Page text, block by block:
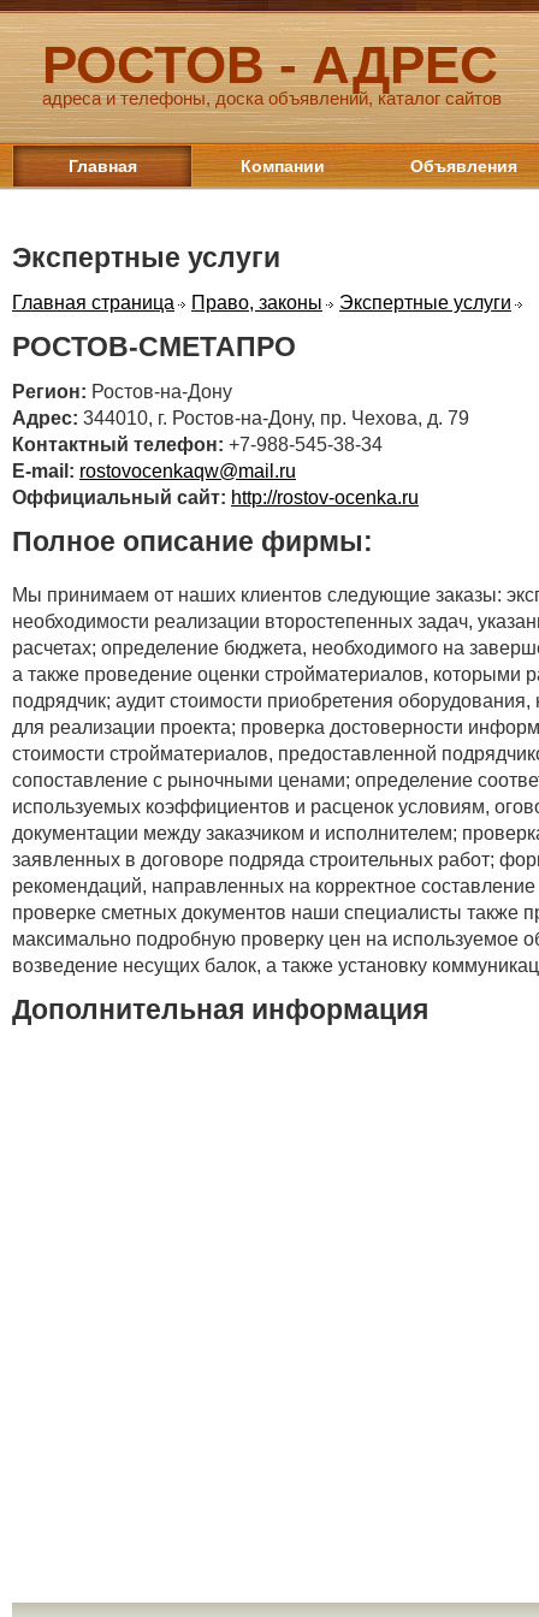
РОСТОВ - АДРЕС
адреса и телефоны, доска объявлений, каталог сайтов
Главная Компании Объявления
Экспертные услуги
Главная страница Право, законы Экспертные услуги
РОСТОВ-СМЕТАПРО
Регион: Ростов-на-Дону
Адрес: 344010, г. Ростов-на-Дону, пр. Чехова, д. 79
Контактный телефон: +7-988-545-38-34
E-mail: rostovocenkaqw@mail.ru
Оффициальный сайт: http://rostov-ocenka.ru
Полное описание фирмы:
Мы принимаем от наших клиентов следующие заказы:
необходимости реализации второстепенных задач,
расчетах; определение бюджета, необходимого на
а также проведение оценки стройматериалов, которыми
подрядчик; аудит стоимости приобретения оборудования,
для реализации проекта; проверка достоверности
стоимости стройматериалов, предоставленной
сопоставление с рыночными ценами; определение
используемых коэффициентов и расценок условиям,
документации между заказчиком и исполнителем;
заявленных в договоре подряда строительных работ;
рекомендаций, направленных на корректное
проверке сметных документов наши специалисты также
максимально подробную проверку цен на используемое
возведение несущих балок, а также установку
Дополнительная информация